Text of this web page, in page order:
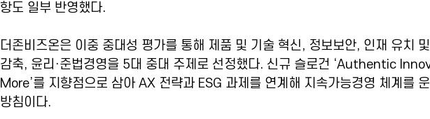
항도 일부 반영했다.
더존비즈온은 이중 중대성 평가를 통해 제품 및 기술 혁신, 정보보안, 인재 유치
감축, 윤리·준법경영을 5대 중대 주제로 선정했다. 신규 슬로건 ‘Authentic
More’를 지향점으로 삼아 AX 전략과 ESG 과제를 연계해 지속가능경영 체계를
방침이다.